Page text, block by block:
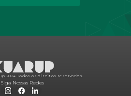
2024. Todos os direitos reservados.
Siga Nossas Redes